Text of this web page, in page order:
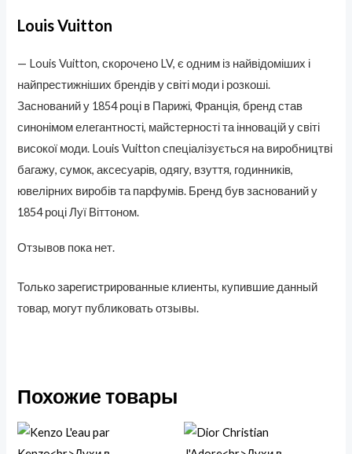
Louis Vuitton
— Louis Vuitton, скорочено LV, є одним із найвідоміших і
найпрестижніших брендів у світі моди і розкоші.
Заснований у 1854 році в Парижі, Франція, бренд став
синонімом елегантності, майстерності та інновацій у світі
високої моди. Louis Vuitton спеціалізується на виробництві
багажу, сумок, аксесуарів, одягу, взуття, годинників,
ювелірних виробів та парфумів. Бренд був заснований у
1854 році Луї Віттоном.
Отзывов пока нет.
Только зарегистрированные клиенты, купившие данный
товар, могут публиковать отзывы.
Похожие товары